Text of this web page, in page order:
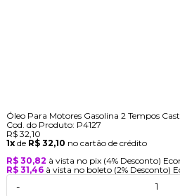
Óleo Para Motores Gasolina 2 Tempos
Cod. do Produto: P4127
R$ 32,10
1xde R$ 32,10 no cartão de crédito
R$ 30,82 à vista no pix (4% Desconto)
R$ 31,46 à vista no boleto (2% Desconto)
-